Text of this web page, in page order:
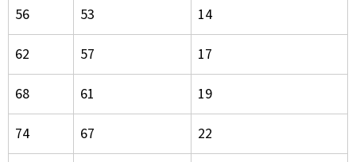
56
53
14
62
57
17
68
61
19
74
67
22